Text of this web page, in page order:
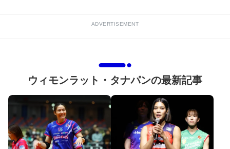
ADVERTISEMENT
ウィモンラット・タナパンの最新記事